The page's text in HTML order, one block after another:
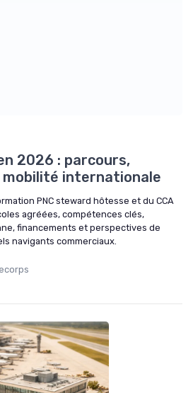
2026 : parcours,
internationale
PNC steward hôtesse et du CCA
agréées, compétences clés,
financements et perspectives de
navigants commerciaux.